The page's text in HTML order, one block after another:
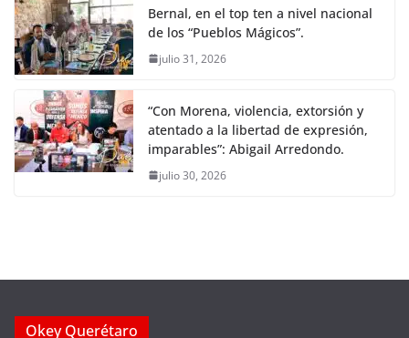
Bernal, en el top ten a nivel nacional
de los “Pueblos Mágicos”.
julio 31, 2026
“Con Morena, violencia, extorsión y
atentado a la libertad de expresión,
imparables”: Abigail Arredondo.
julio 30, 2026
Okey Querétaro